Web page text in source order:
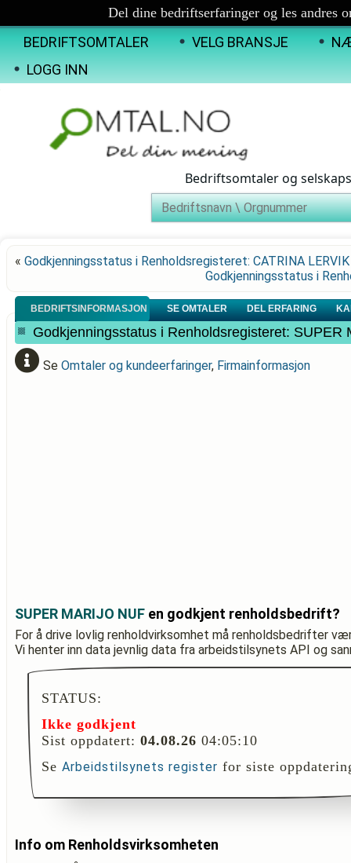
Del dine bedriftserfaringer og les andres
BEDRIFTSOMTALER VELG BRANSJE
LOGG INN
Bedriftsomtaler og
« Godkjenningsstatus i Renholdsregisteret: CATRINA LERVIK
Godkjenningsstatus i
BEDRIFTSINFORMASJON SE OMTALER DEL ERFARING
Godkjenningsstatus i Renholdsregisteret: SUPER
Se Omtaler og kundeerfaringer, Firmainformasjon
SUPER MARIJO NUF en godkjent renholdsbedrift?
For å drive lovlig renholdvirksomhet må renholdsbedrifter
Vi henter inn data jevnlig data fra arbeidstilsynets API og
STATUS:
Ikke godkjent
Sist oppdatert: 04.08.26 04:05:10
Se Arbeidstilsynets register for siste
Info om Renholdsvirksomheten